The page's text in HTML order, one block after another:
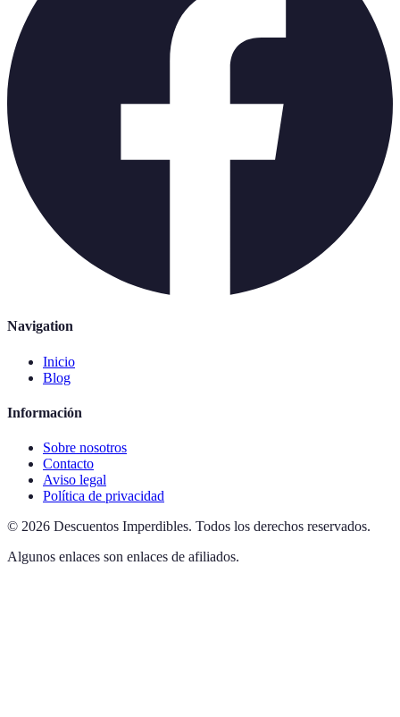
Navigation
Inicio
Blog
Información
Sobre nosotros
Contacto
Aviso legal
Política de privacidad
© 2026 Descuentos Imperdibles. Todos los derechos reservados.
Algunos enlaces son enlaces de afiliados.